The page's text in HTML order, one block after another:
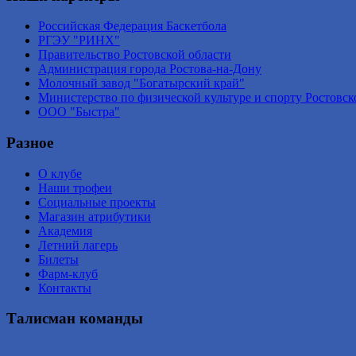
Российская Федерация Баскетбола
РГЭУ "РИНХ"
Правительство Ростовской области
Администрация города Ростова-на-Дону
Молочный завод "Богатырский край"
Министерство по физической культуре и спорту
ООО "Быстра"
Разное
О клубе
Наши трофеи
Социальные проекты
Магазин атрибутики
Академия
Летний лагерь
Билеты
Фарм-клуб
Контакты
Талисман команды